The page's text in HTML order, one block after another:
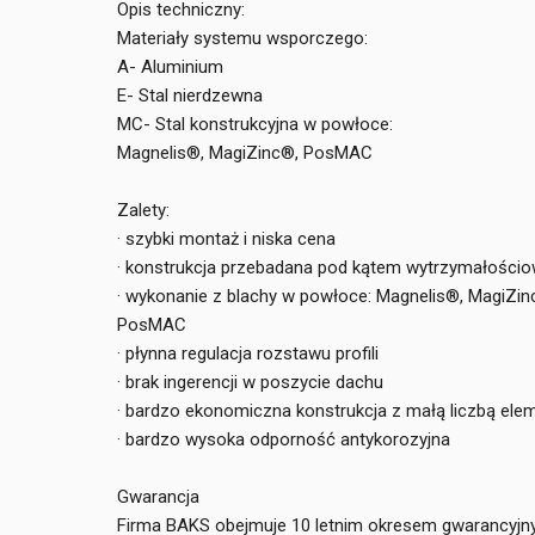
Opis techniczny:
Materiały systemu wsporczego:
A- Aluminium
E- Stal nierdzewna
MC- Stal konstrukcyjna w powłoce:
Magnelis®, MagiZinc®, PosMAC
Zalety:
· szybki montaż i niska cena
· konstrukcja przebadana pod kątem
· wykonanie z blachy w powłoce: Magnelis®,
PosMAC
· płynna regulacja rozstawu profili
· brak ingerencji w poszycie dachu
· bardzo ekonomiczna konstrukcja z małą liczbą
· bardzo wysoka odporność antykorozyjna
Gwarancja
Firma BAKS obejmuje 10 letnim okresem